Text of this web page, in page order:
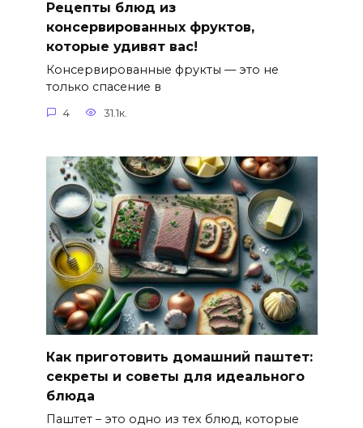
Рецепты блюд из
консервированных фруктов,
которые удивят вас!
Консервированные фрукты — это не
только спасение в
4 31.1к.
Как приготовить домашний паштет:
секреты и советы для идеального
блюда
Паштет – это одно из тех блюд, которые